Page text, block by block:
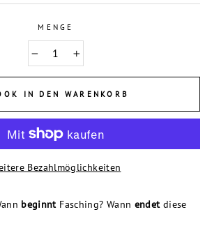
MENGE
IN DEN WARENKORB
Bezahlmöglichkeiten
beginntFasching? Wann endetdiese